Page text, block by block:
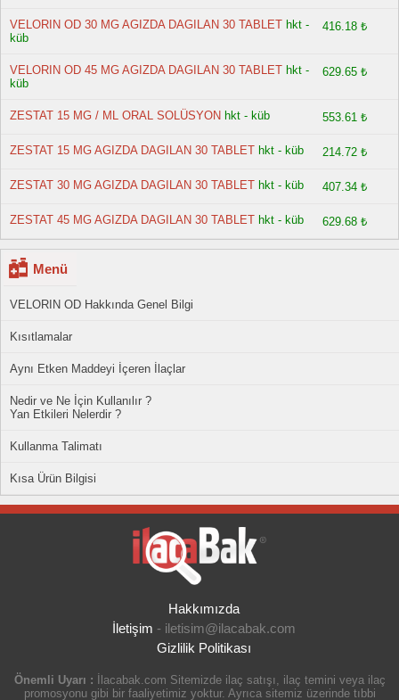
VELORIN OD 30 MG AGIZDA DAGILAN 30 TABLET hkt -
küb
416.18 ₺
VELORIN OD 45 MG AGIZDA DAGILAN 30 TABLET hkt -
küb
629.65 ₺
ZESTAT 15 MG / ML ORAL SOLÜSYON hkt - küb 553.61 ₺
ZESTAT 15 MG AGIZDA DAGILAN 30 TABLET hkt - küb 214.72 ₺
ZESTAT 30 MG AGIZDA DAGILAN 30 TABLET hkt - küb 407.34 ₺
ZESTAT 45 MG AGIZDA DAGILAN 30 TABLET hkt - küb 629.68 ₺
Menü
VELORIN OD Hakkında Genel Bilgi
Kısıtlamalar
Aynı Etken Maddeyi İçeren İlaçlar
Nedir ve Ne İçin Kullanılır ?
Yan Etkileri Nelerdir ?
Kullanma Talimatı
Kısa Ürün Bilgisi
Hakkımızda
İletişim - iletisim@ilacabak.com
Gizlilik Politikası
Önemli Uyarı : İlacabak.com Sitemizde ilaç satışı, ilaç temini veya ilaç
promosyonu gibi bir faaliyetimiz yoktur. Ayrıca sitemiz üzerinde tıbbi